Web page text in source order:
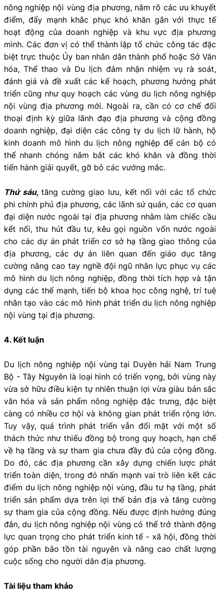
nông nghiệp nội vùng địa phương, nắm rõ các ưu khuyết
điểm, đẩy mạnh khắc phục khó khăn gắn với thực tế
hoạt động của doanh nghiệp và khu vực địa phương
mình. Các đơn vị có thể thành lập tổ chức công tác đặc
biệt trực thuộc Ủy ban nhân dân thành phố hoặc Sở Văn
hóa, Thể thao và Du lịch đảm nhận nhiệm vụ rà soát,
đánh giá và đề xuất các kế hoạch, phương hướng phát
triển cũng như quy hoạch các vùng du lịch nông nghiệp
nội vùng địa phương mới. Ngoài ra, cần có cơ chế đối
thoại định kỳ giữa lãnh đạo địa phương và cộng đồng
doanh nghiệp, đại diện các công ty du lịch lữ hành, hộ
kinh doanh mô hình du lịch nông nghiệp để cán bộ có
thể nhanh chóng nắm bắt các khó khăn và đồng thời
tiến hành giải quyết, gỡ bỏ các vướng mắc.
Thứ sáu,tăng cường giao lưu, kết nối với các tổ chức
phi chính phủ địa phương, các lãnh sứ quán, các cơ quan
đại diện nước ngoài tại địa phương nhằm làm chiếc cầu
kết nối, thu hút đầu tư, kêu gọi nguồn vốn nước ngoài
cho các dự án phát triển cơ sở hạ tầng giao thông của
địa phương, các dự án liên quan đến giáo dục tăng
cường nâng cao tay nghề đội ngũ nhân lực phục vụ các
mô hình du lịch nông nghiệp, đồng thời tích hợp và tận
dụng các thế mạnh, tiến bộ khoa học công nghệ, trí tuệ
nhân tạo vào các mô hình phát triển du lịch nông nghiệp
nội vùng tại địa phương.
4. Kết luận
Du lịch nông nghiệp nội vùng tại Duyên hải Nam Trung
Bộ - Tây Nguyên là loại hình có triển vọng, bởi vùng này
vừa sở hữu điều kiện tự nhiên thuận lợi vừa giàu bản sắc
văn hóa và sản phẩm nông nghiệp đặc trưng, đặc biệt
càng có nhiều cơ hội và không gian phát triển rộng lớn.
Tuy vậy, quá trình phát triển vẫn đối mặt với một số
thách thức như thiếu đồng bộ trong quy hoạch, hạn chế
về hạ tầng và sự tham gia chưa đầy đủ của cộng đồng.
Do đó, các địa phương cần xây dựng chiến lược phát
triển toàn diện, trong đó nhấn mạnh vai trò liên kết các
điểm du lịch nông nghiệp nội vùng, đầu tư hạ tầng, phát
triển sản phẩm dựa trên lợi thế bản địa và tăng cường
sự tham gia của cộng đồng. Nếu được định hướng đúng
đắn, du lịch nông nghiệp nội vùng có thể trở thành động
lực quan trọng cho phát triển kinh tế - xã hội, đồng thời
góp phần bảo tồn tài nguyên và nâng cao chất lượng
cuộc sống cho người dân địa phương.
Tài liệu tham khảo